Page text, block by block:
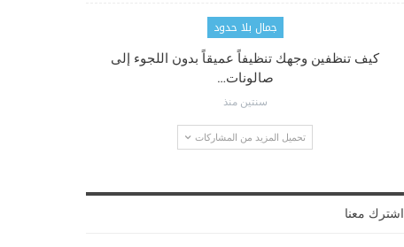
جمال بلا حدود
كيف تنظفين وجهك تنظيفاً عميقاً بدون اللجوء إلى
صالونات…
سنتين منذ
تحميل المزيد من المشاركات
اشترك معنا